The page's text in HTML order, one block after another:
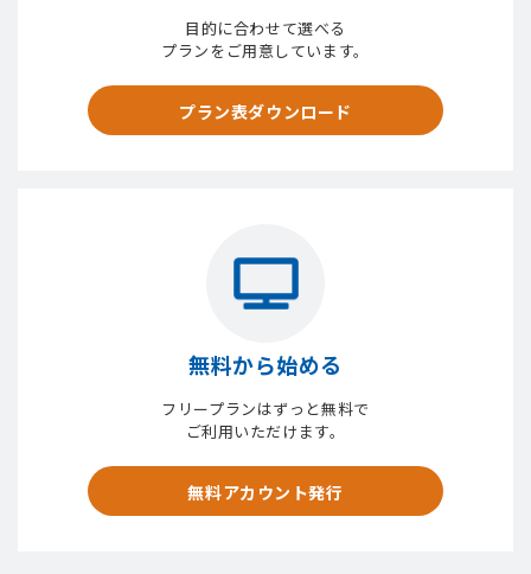
目的に合わせて選べる
プランをご用意しています。
プラン表ダウンロード
無料から始める
フリープランはずっと無料で
ご利用いただけます。
無料アカウント発行